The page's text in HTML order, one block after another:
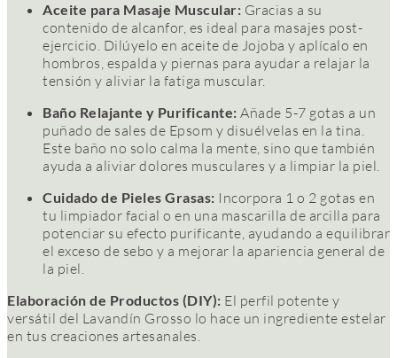
Aceite para Masaje Muscular: Gracias a su
contenido de alcanfor, es ideal para masajes post-
ejercicio. Dilúyelo en aceite de Jojoba y aplícalo en
hombros, espalda y piernas para ayudar a relajar la
tensión y aliviar la fatiga muscular.
Baño Relajante y Purificante: Añade 5-7 gotas a un
puñado de sales de Epsom y disuélvelas en la tina.
Este baño no solo calma la mente, sino que también
ayuda a aliviar dolores musculares y a limpiar la piel.
Cuidado de Pieles Grasas: Incorpora 1 o 2 gotas en
tu limpiador facial o en una mascarilla de arcilla para
potenciar su efecto purificante, ayudando a equilibrar
el exceso de sebo y a mejorar la apariencia general de
la piel.
Elaboración de Productos (DIY): El perfil potente y
versátil del Lavandín Grosso lo hace un ingrediente estelar
en tus creaciones artesanales.